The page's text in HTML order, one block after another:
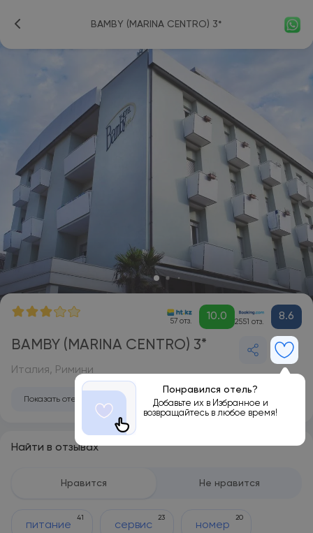
BAMBY (MARINA CENTRO) 3*
57 отз. 10.0 2551 отз. 8.6
BAMBY (MARINA CENTRO) 3*
Понравился отель?
Добавьте их в Избранное и
возвращайтесь в любое время!
Италия, Римини
Показать отель на карте
Найти в отзывах
Нравится Не нравится
питание
41
сервис
23
номер
20